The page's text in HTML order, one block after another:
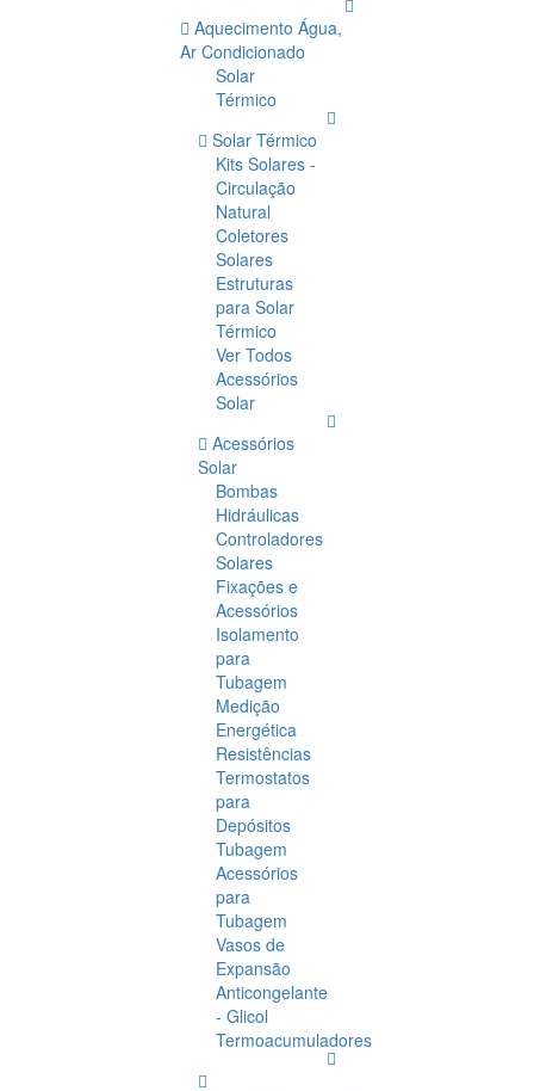
Aquecimento Água,
Ar Condicionado
Solar
Térmico
Solar Térmico
Kits Solares -
Circulação
Natural
Coletores
Solares
Estruturas
para Solar
Térmico
Ver Todos
Acessórios
Solar
Acessórios
Solar
Bombas
Hidráulicas
Controladores
Solares
Fixações e
Acessórios
Isolamento
para
Tubagem
Medição
Energética
Resistências
Termostatos
para
Depósitos
Tubagem
Acessórios
para
Tubagem
Vasos de
Expansão
Anticongelante
- Glicol
Termoacumuladores